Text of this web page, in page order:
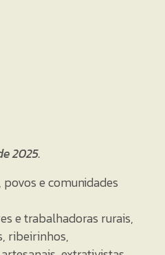
2025.
e comunidades
e trabalhadoras rurais,
ribeirinhos,